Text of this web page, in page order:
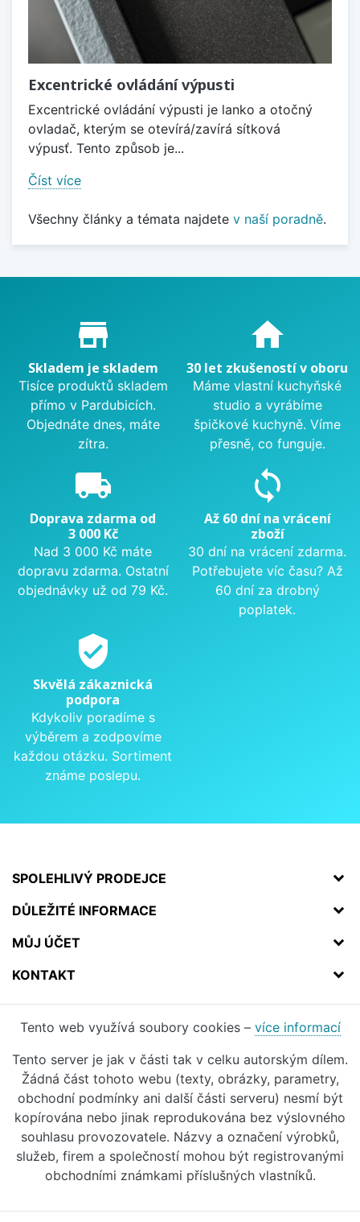
Excentrické ovládání výpusti
Excentrické ovládání výpusti je lanko a otočný
ovladač, kterým se otevírá/zavírá sítková
výpusť. Tento způsob je...
Číst více
Všechny články a témata najdete v naší poradně.
Proč nakupovat u nás?
store_mall_directory
Skladem je skladem
Tisíce produktů skladem
přímo v Pardubicích.
Objednáte dnes, máte
zítra.
home
30 let zkušeností v oboru
Máme vlastní kuchyňské
studio a vyrábíme
špičkové kuchyně. Víme
přesně, co funguje.
local_shipping
Doprava zdarma od
3 000 Kč
Nad 3 000 Kč máte
dopravu zdarma. Ostatní
objednávky už od 79 Kč.
sync
Až 60 dní na vrácení
zboží
30 dní na vrácení zdarma.
Potřebujete víc času? Až
60 dní za drobný
poplatek.
verified_user
Skvělá zákaznická
podpora
Kdykoliv poradíme s
výběrem a zodpovíme
každou otázku. Sortiment
známe poslepu.
SPOLEHLIVÝ PRODEJCE
DŮLEŽITÉ INFORMACE
MŮJ ÚČET
KONTAKT
Tento web využívá soubory cookies – více informací
Tento server je jak v části tak v celku autorským dílem.
Žádná část tohoto webu (texty, obrázky, parametry,
obchodní podmínky ani další části serveru) nesmí být
kopírována nebo jinak reprodukována bez výslovného
souhlasu provozovatele. Názvy a označení výrobků,
služeb, firem a společností mohou být registrovanými
obchodními známkami příslušných vlastníků.